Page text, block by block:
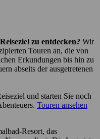
zu entdecken? Wir
Touren an, die von
Erkundungen bis hin zu
abseits der ausgetretenen
und starten Sie noch
Touren ansehen
Resort, das